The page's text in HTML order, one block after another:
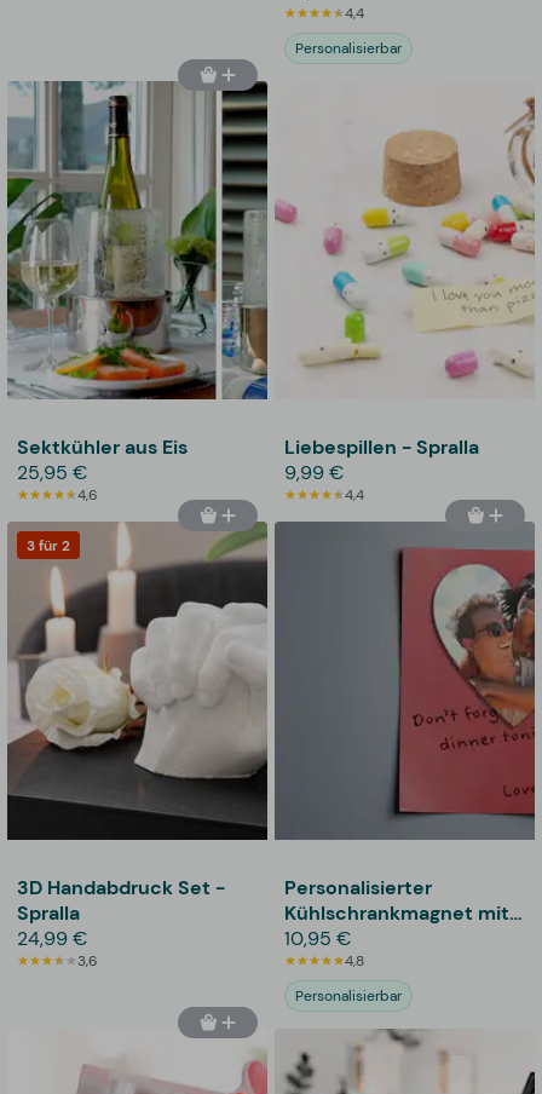
4,4
Personalisierbar
Sektkühler aus Eis
25,95 €
4,6
Liebespillen - Spralla
9,99 €
4,4
3 für 2
3D Handabdruck Set -
Spralla
24,99 €
3,6
Personalisierter
Kühlschrankmagnet mit
Foto – Herz
10,95 €
4,8
Personalisierbar